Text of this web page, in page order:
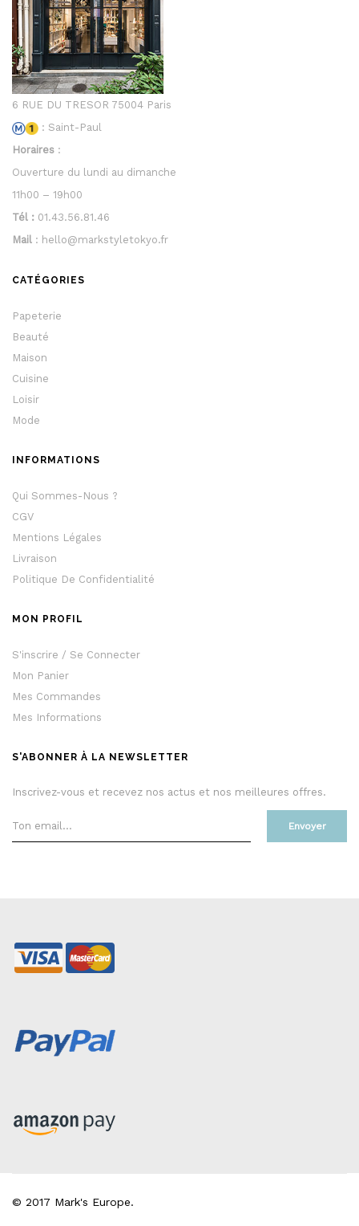
6 RUE DU TRESOR 75004 Paris
: Saint-Paul
Horaires :
Ouverture du lundi au dimanche
11h00 – 19h00
Tél : 01.43.56.81.46
Mail : hello@markstyletokyo.fr
CATÉGORIES
Papeterie
Beauté
Maison
Cuisine
Loisir
Mode
INFORMATIONS
Qui Sommes-Nous ?
CGV
Mentions Légales
Livraison
Politique De Confidentialité
MON PROFIL
S'inscrire / Se Connecter
Mon Panier
Mes Commandes
Mes Informations
S'ABONNER À LA NEWSLETTER
Inscrivez-vous et recevez nos actus et nos meilleures offres.
Envoyer
© 2017 Mark's Europe.